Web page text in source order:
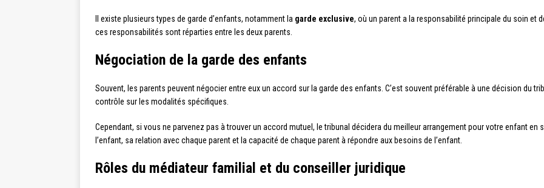
Il existe plusieurs types de garde d’enfants, notamment la garde exclusive, où un parent a la responsabilité principale du soin et
ces responsabilités sont réparties entre les deux parents.
Négociation de la garde des enfants
Souvent, les parents peuvent négocier entre eux un accord sur la garde des enfants. C’est souvent préférable à une décision du
contrôle sur les modalités spécifiques.
Cependant, si vous ne parvenez pas à trouver un accord mutuel, le tribunal décidera du meilleur arrangement pour votre enfant
l’enfant, sa relation avec chaque parent et la capacité de chaque parent à répondre aux besoins de l’enfant.
Rôles du médiateur familial et du conseiller juridique